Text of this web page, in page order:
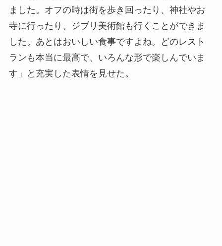
ました。オフの時は街を歩き回ったり、神社やお
寺に行ったり、ジブリ美術館も行くことができま
した。あとはおいしい食事ですよね。どのレスト
ランも本当に最高で、いろんな形で楽しんでいま
す」と充実した表情を見せた。